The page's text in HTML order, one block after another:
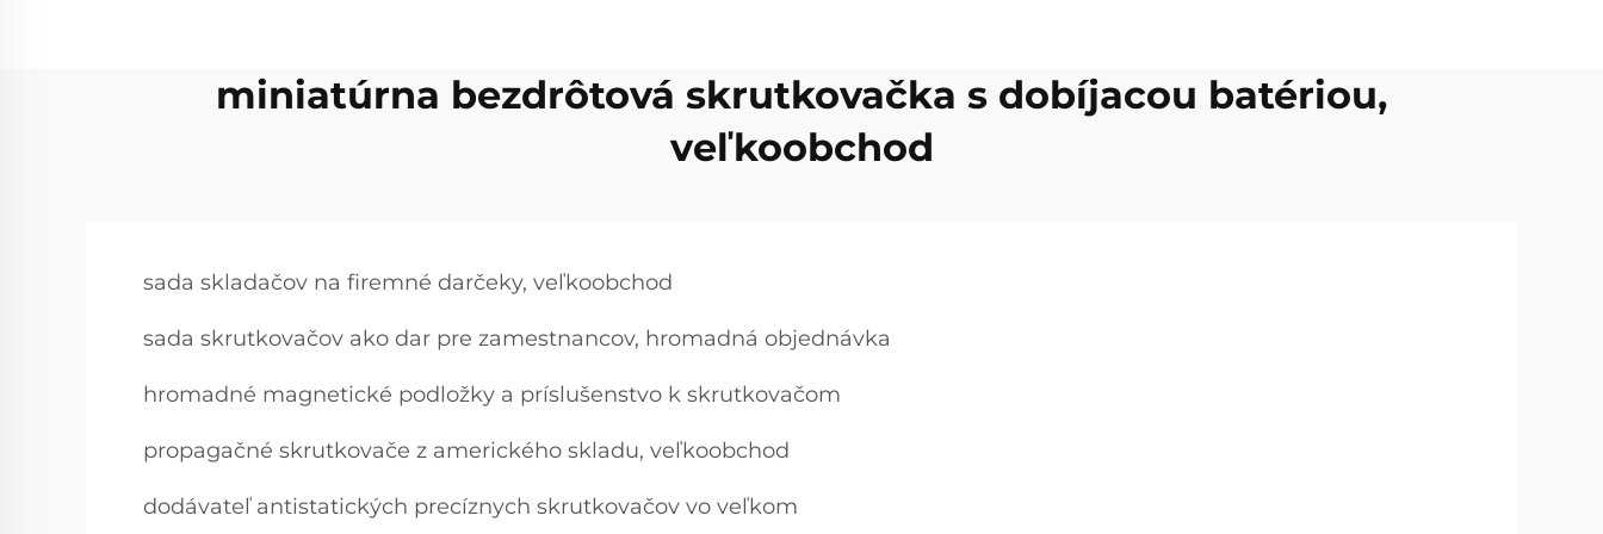
miniatúrna bezdrôtová skrutkovačka s dobíjacou batériou,
veľkoobchod
sada skladačov na firemné darčeky, veľkoobchod
sada skrutkovačov ako dar pre zamestnancov, hromadná objednávka
hromadné magnetické podložky a príslušenstvo k skrutkovačom
propagačné skrutkovače z amerického skladu, veľkoobchod
dodávateľ antistatických precíznych skrutkovačov vo veľkom